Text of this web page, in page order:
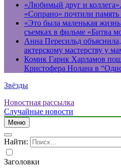
«Любимый друг и
«Сопрано» почтили
«Это была маленькая
съемках в фильме «Битва
Анна Пересильд
актерскому мастерству у
Комик Гарик Харламов
Кристофера Нолана в
Звёзды
Новостная рассылка
Случайные новости
Меню
Найти:
Заголовки